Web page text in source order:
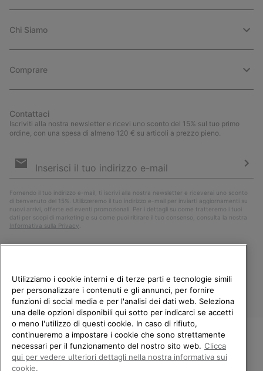
Chi Siamo
Comprare
Contattaci
Iscriviti alla nostra newsletter e ricevi uno sconto del 15% sul tuo primo
ordine, con una spesa di almeno 120 € su articoli a prezzo pieno.
e-
Fornendo il tuo indirizzo e-mail, ti iscrivi alla nostra newsletter e riceverai uno sconto
di benvenuto del 15%. Utilizzeremo il tuo indirizzo e-mail per inviarti aggiornamenti su
nuovi arrivi, offerte ed eventi promozionali. Per i dettagli su come tratteremo i tuoi
dati per scopi di marketing e su come puoi ritirare il tuo consenso, consulta la nostra
Informativa sulla Privacy
Italia
©2026Columbia Sportswear Company. Avenue des Morgines, 12 1213
Petit-Lancy Switzerland. Tutti i diritti riservati.
BENVENUTO/A IN SOREL.
SELEZIONA IL TUO PAESE DI
Utilizziamo i cookie interni e di terze parti e tecnologie simili
per personalizzare i contenuti e gli annunci, per fornire
funzioni di social media e per l'analisi dei dati web. Seleziona
una delle opzioni disponibili qui sotto per indicarci se accetti
o meno l'utilizzo di questi cookie. In caso di rifiuto,
continueremo a impostare i cookie che sono strettamente
necessari per il funzionamento del nostro sito web. Clicca
qui per vedere ulteriori dettagli nella nostra informativa sui
cookie.